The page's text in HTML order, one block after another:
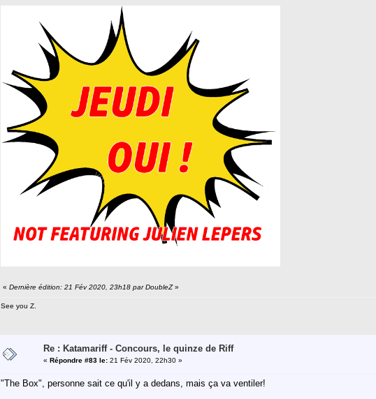
« Dernière édition: 21 Fév 2020, 23h18 par DoubleZ»
See you Z.
Re : Katamariff - Concours, le quinze de Riff
« Répondre #83 le: 21 Fév 2020, 22h30 »
"The Box", personne sait ce qu'il y a dedans, mais ça va ventiler!